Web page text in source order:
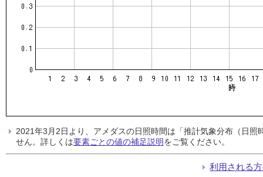
2021年3月2日より、アメダスの日照時間は「推計気象分布（日
せん。詳しくは要素ごとの値の補足説明をご覧ください。
利用される